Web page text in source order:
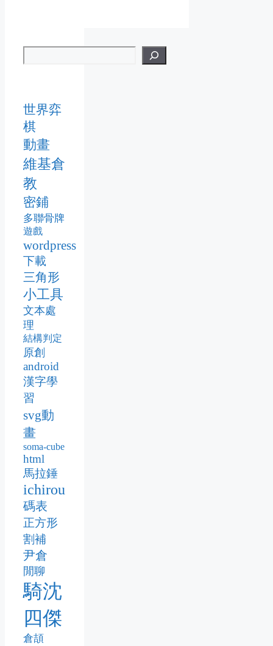
世界弈
棋
動畫
維基倉
教
密鋪
多聯骨牌
遊戲
wordpress
下載
三角形
小工具
文本處
理
結構判定
原創
android
漢字學
習
svg動
畫
soma-cube
html
馬拉錘
ichirou
碼表
正方形
割補
尹倉
閒聊
騎沈
四傑
倉頡